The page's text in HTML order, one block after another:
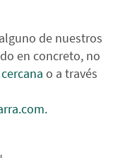
de nuestros
en concreto, no
o a través